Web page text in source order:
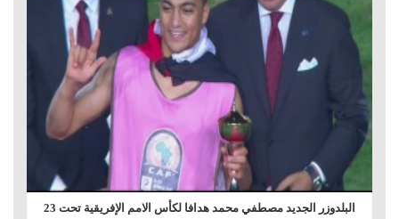
البلدوزر الجديد مصطفي محمد هدافا لكأس الامم الإفريقية تحت 23